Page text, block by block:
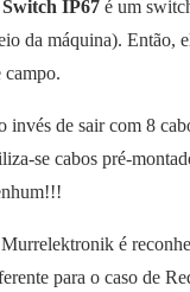
Switch IP67 é um
da máquina). Então,
campo.
invés de sair com 8
se cabos pré-
é
para o caso de